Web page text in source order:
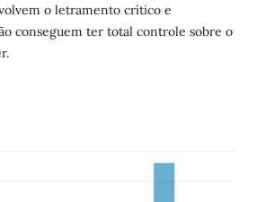
o letramento crítico e
conseguem ter total controle sobre o